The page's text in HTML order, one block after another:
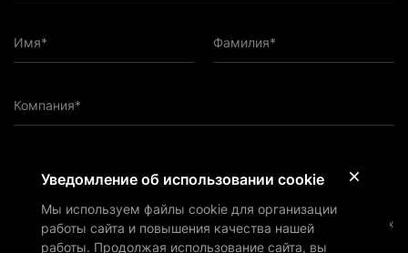
Имя* Фамилия*
Компания*
Подтверждаю, что ознакомился сПолитикой
конфиденциальностии даю согласие на обработку персональных
данных ООО «Верба Лигал» (ОГРН: 1197746297528) в
Уведомление об использовании cookie
Мы используем файлы cookie для организации
работы сайта и повышения качества нашей
работы. Продолжая использование сайта, вы